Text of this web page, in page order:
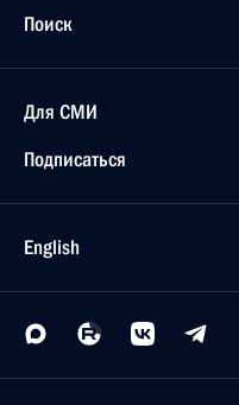
Поиск
Для СМИ
Подписаться
English